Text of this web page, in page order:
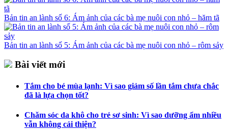
Bản tin an lành số 6: Ám ảnh của các bà mẹ nuôi con nhỏ – hăm tã
Bản tin an lành số 5: Ám ảnh của các bà mẹ nuôi con nhỏ – rôm sảy
Bài viết mới
Tắm cho bé mùa lạnh: Vì sao giảm số lần tắm chưa chắc
đã là lựa chọn tốt?
Chăm sóc da khô cho trẻ sơ sinh: Vì sao dưỡng ẩm nhiều
vẫn không cải thiện?